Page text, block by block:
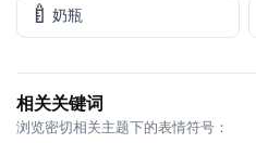
🍼 奶瓶
相关关键词
浏览密切相关主题下的表情符号：